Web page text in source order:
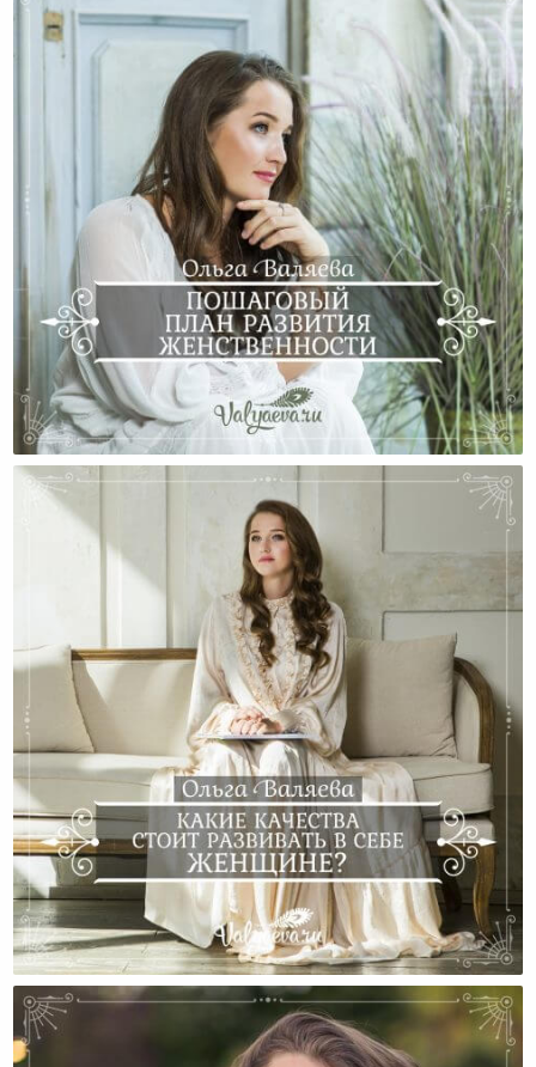
Советы, Как Развить В Себе Женственность
Какие Качества Стоит Развивать В Себе Женщине?